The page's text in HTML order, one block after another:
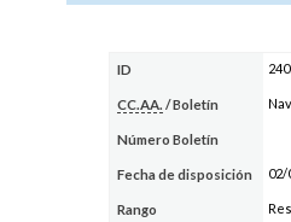
ID
CC.AA. / Boletín
Número Boletín
Fecha de disposición 02/
Rango